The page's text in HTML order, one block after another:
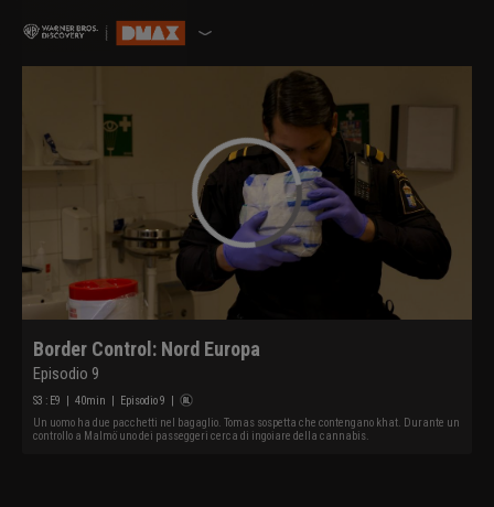
Border Control: Nord Europa
Episodio 9
S3 : E9 | 40min | Episodio 9 |
Un uomo ha due pacchetti nel bagaglio. Tomas sospetta che contengano khat. Durante un
controllo a Malmö uno dei passeggeri cerca di ingoiare della cannabis.